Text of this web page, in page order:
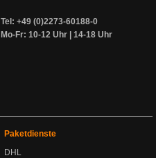
Tel: +49 (0)2273-60188-0
Mo-Fr: 10-12 Uhr | 14-18 Uhr
Paketdienste
DHL